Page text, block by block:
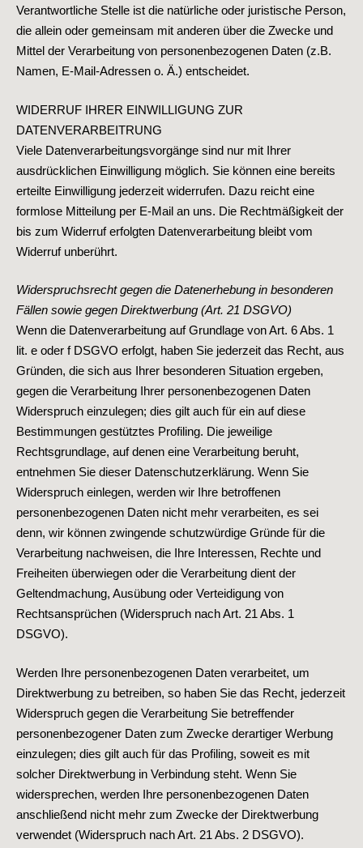
Verantwortliche Stelle ist die natürliche oder juristische Person,
die allein oder gemeinsam mit anderen über die Zwecke und
Mittel der Verarbeitung von personenbezogenen Daten (z.B.
Namen, E-Mail-Adressen o. Ä.) entscheidet.
WIDERRUF IHRER EINWILLIGUNG ZUR
DATENVERARBEITRUNG
Viele Datenverarbeitungsvorgänge sind nur mit Ihrer
ausdrücklichen Einwilligung möglich. Sie können eine bereits
erteilte Einwilligung jederzeit widerrufen. Dazu reicht eine
formlose Mitteilung per E-Mail an uns. Die Rechtmäßigkeit der
bis zum Widerruf erfolgten Datenverarbeitung bleibt vom
Widerruf unberührt.
Widerspruchsrecht gegen die Datenerhebung in besonderen
Fällen sowie gegen Direktwerbung (Art. 21 DSGVO)
Wenn die Datenverarbeitung auf Grundlage von Art. 6 Abs. 1
lit. e oder f DSGVO erfolgt, haben Sie jederzeit das Recht, aus
Gründen, die sich aus Ihrer besonderen Situation ergeben,
gegen die Verarbeitung Ihrer personenbezogenen Daten
Widerspruch einzulegen; dies gilt auch für ein auf diese
Bestimmungen gestütztes Profiling. Die jeweilige
Rechtsgrundlage, auf denen eine Verarbeitung beruht,
entnehmen Sie dieser Datenschutzerklärung. Wenn Sie
Widerspruch einlegen, werden wir Ihre betroffenen
personenbezogenen Daten nicht mehr verarbeiten, es sei
denn, wir können zwingende schutzwürdige Gründe für die
Verarbeitung nachweisen, die Ihre Interessen, Rechte und
Freiheiten überwiegen oder die Verarbeitung dient der
Geltendmachung, Ausübung oder Verteidigung von
Rechtsansprüchen (Widerspruch nach Art. 21 Abs. 1
DSGVO).
Werden Ihre personenbezogenen Daten verarbeitet, um
Direktwerbung zu betreiben, so haben Sie das Recht, jederzeit
Widerspruch gegen die Verarbeitung Sie betreffender
personenbezogener Daten zum Zwecke derartiger Werbung
einzulegen; dies gilt auch für das Profiling, soweit es mit
solcher Direktwerbung in Verbindung steht. Wenn Sie
widersprechen, werden Ihre personenbezogenen Daten
anschließend nicht mehr zum Zwecke der Direktwerbung
verwendet (Widerspruch nach Art. 21 Abs. 2 DSGVO).